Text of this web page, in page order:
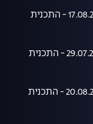
שיחת היום 17.08.23 - התכנית
שיחת היום 29.07.26 - התכנית
שיחת היום 20.08.23 - התכנית